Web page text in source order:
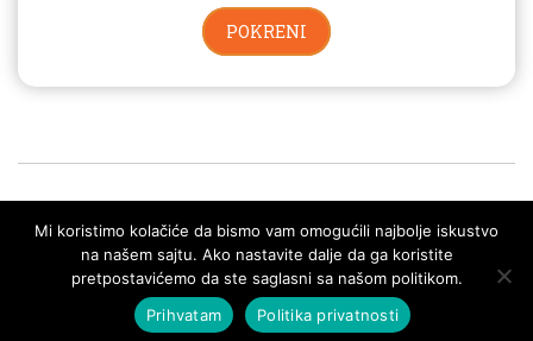
POKRENI
POLITIKA PRIVATNOSTI I PRAVILA KORIŠTENJA KONTAKT SVA PRAVA ZADRŽANA - KVIZOMAN
Mi koristimo kolačiće da bismo vam omogućili najbolje iskustvo
na našem sajtu. Ako nastavite dalje da ga koristite
pretpostavićemo da ste saglasni sa našom politikom.
Prihvatam
Politika privatnosti